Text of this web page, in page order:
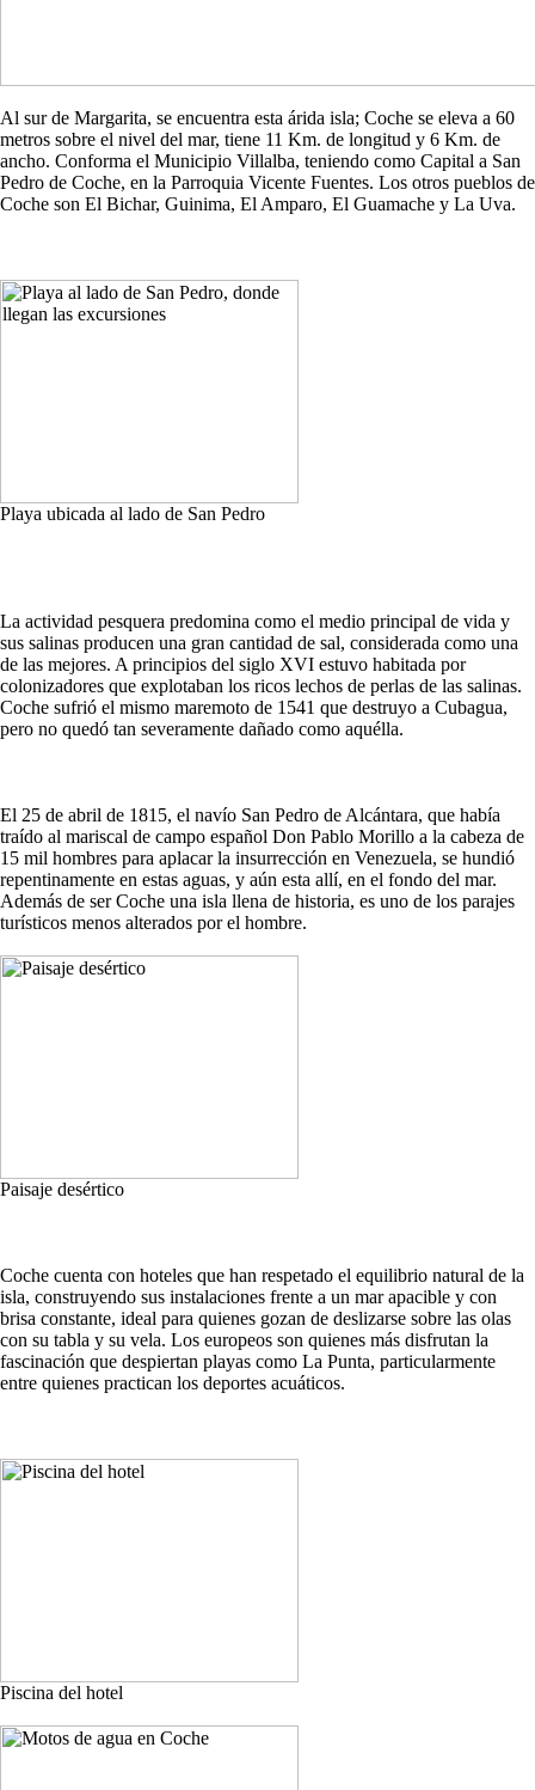
Al sur de Margarita, se encuentra esta árida isla; Coche se eleva a 60
metros sobre el nivel del mar, tiene 11 Km. de longitud y 6 Km. de
ancho. Conforma el Municipio Villalba, teniendo como Capital a San
Pedro de Coche, en la Parroquia Vicente Fuentes. Los otros pueblos de
Coche son El Bichar, Guinima, El Amparo, El Guamache y La Uva.
Playa ubicada al lado de San Pedro
La actividad pesquera predomina como el medio principal de vida y
sus salinas producen una gran cantidad de sal, considerada como una
de las mejores. A principios del siglo XVI estuvo habitada por
colonizadores que explotaban los ricos lechos de perlas de las salinas.
Coche sufrió el mismo maremoto de 1541 que destruyo a Cubagua,
pero no quedó tan severamente dañado como aquélla.
El 25 de abril de 1815, el navío San Pedro de Alcántara, que había
traído al mariscal de campo español Don Pablo Morillo a la cabeza de
15 mil hombres para aplacar la insurrección en Venezuela, se hundió
repentinamente en estas aguas, y aún esta allí, en el fondo del mar.
Además de ser Coche una isla llena de historia, es uno de los parajes
turísticos menos alterados por el hombre.
Paisaje desértico
Coche cuenta con hoteles que han respetado el equilibrio natural de la
isla, construyendo sus instalaciones frente a un mar apacible y con
brisa constante, ideal para quienes gozan de deslizarse sobre las olas
con su tabla y su vela. Los europeos son quienes más disfrutan la
fascinación que despiertan playas como La Punta, particularmente
entre quienes practican los deportes acuáticos.
Piscina del hotel